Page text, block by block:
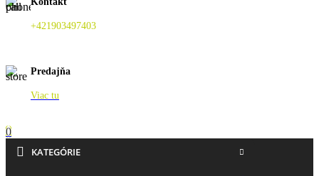
+421903497403
Predajňa
Viac tu
0
KATEGÓRIE